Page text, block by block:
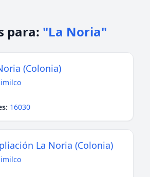
para: "La Noria"
(Colonia)
16030
La Noria (Colonia)